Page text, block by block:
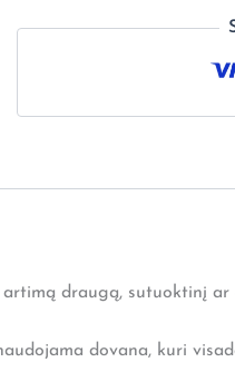
draugą, sutuoktinį ar
dovana, kuri